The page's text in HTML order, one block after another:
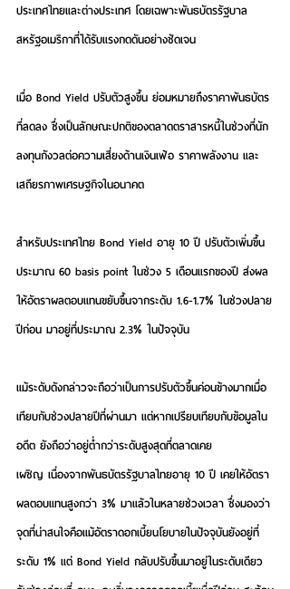
ประเทศไทยและต่างประเทศ โดยเฉพาะพันธบัตรรัฐบาล
สหรัฐอเมริกาที่ได้รับแรงกดดันอย่างชัดเจน
เมื่อ Bond Yield ปรับตัวสูงขึ้น ย่อมหมายถึงราคาพันธบัตร
ที่ลดลง ซึ่งเป็นลักษณะปกติของตลาดตราสารหนี้ในช่วงที่นัก
ลงทุนกังวลต่อความเสี่ยงด้านเงินเฟ้อ ราคาพลังงาน และ
เสถียรภาพเศรษฐกิจในอนาคต
สำหรับประเทศไทย Bond Yield อายุ 10 ปี ปรับตัวเพิ่มขึ้น
ประมาณ 60 basis point ในช่วง 5 เดือนแรกของปี ส่งผล
ให้อัตราผลตอบแทนขยับขึ้นจากระดับ 1.6-1.7% ในช่วงปลาย
ปีก่อน มาอยู่ที่ประมาณ 2.3% ในปัจจุบัน
แม้ระดับดังกล่าวจะถือว่าเป็นการปรับตัวขึ้นค่อนข้างมากเมื่อ
เทียบกับช่วงปลายปีที่ผ่านมา แต่หากเปรียบเทียบกับข้อมูลใน
อดีต ยังถือว่าอยู่ต่ำกว่าระดับสูงสุดที่ตลาดเคย
เผชิญ เนื่องจากพันธบัตรรัฐบาลไทยอายุ 10 ปี เคยให้อัตรา
ผลตอบแทนสูงกว่า 3% มาแล้วในหลายช่วงเวลา ซึ่งมองว่า
จุดที่น่าสนใจคือแม้อัตราดอกเบี้ยนโยบายในปัจจุบันยังอยู่ที่
ระดับ 1% แต่ Bond Yield กลับปรับขึ้นมาอยู่ในระดับเดียว